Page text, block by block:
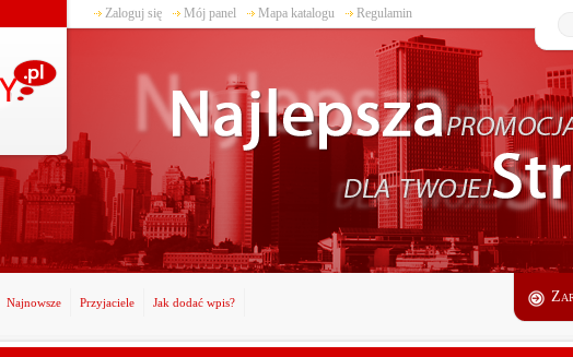
Zaloguj się Mój panel Mapa katalogu Regulamin
Najnowsze Przyjaciele Jak dodać wpis?